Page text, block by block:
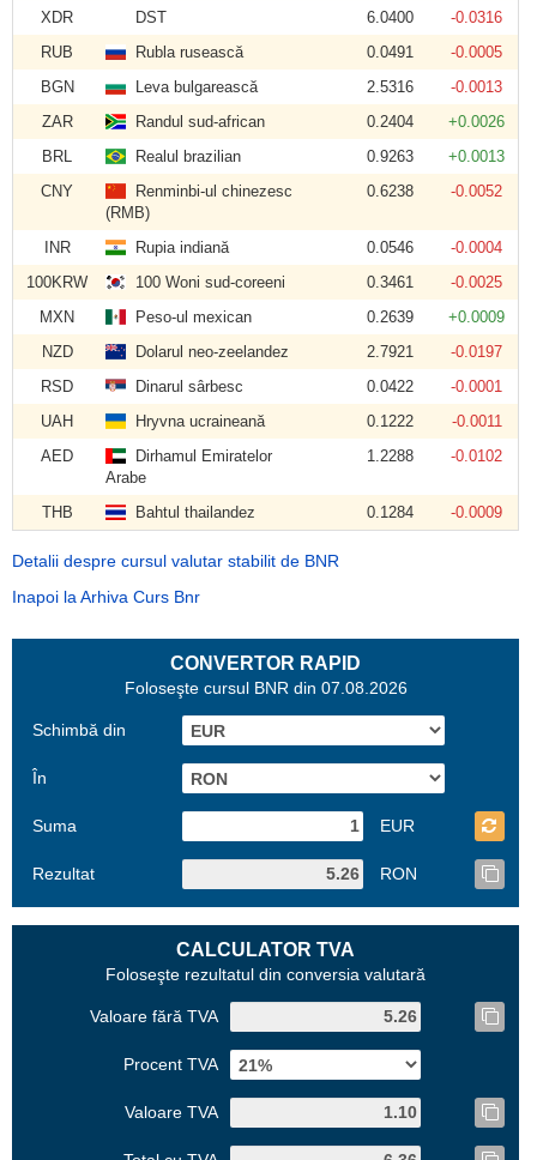
XDR
DST 6.0400
-0.0316
RUB
Rubla rusească 0.0491
-0.0005
BGN
Leva bulgarească 2.5316
-0.0013
ZAR
Randul sud-african 0.2404
+0.0026
BRL
Realul brazilian 0.9263
+0.0013
CNY
Renminbi-ul chinezesc
(RMB)
0.6238 -0.0052
INR Rupia indiană 0.0546
-0.0004
100KRW
100 Woni sud-coreeni 0.3461
-0.0025
MXN
Peso-ul mexican 0.2639
+0.0009
NZD
Dolarul neo-zeelandez 2.7921
-0.0197
RSD
Dinarul sârbesc 0.0422
-0.0001
UAH
Hryvna ucraineană 0.1222
-0.0011
AED
Dirhamul Emiratelor
Arabe
1.2288 -0.0102
THB Bahtul thailandez 0.1284 -0.0009
Detalii despre cursul valutar stabilit de BNR
Inapoi la Arhiva Curs Bnr
CONVERTOR RAPID
Foloseşte cursul BNR din 07.08.2026
Schimbă din
În
Suma EUR
Rezultat RON
CALCULATOR TVA
Foloseşte rezultatul din conversia valutară
Valoare fără TVA
Procent TVA
Valoare TVA